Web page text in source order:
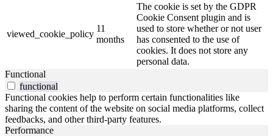
viewed_cookie_policy
11
months
The cookie is set by the GDPR
Cookie Consent plugin and is
used to store whether or not user
has consented to the use of
cookies. It does not store any
personal data.
Functional
functional
Functional cookies help to perform certain functionalities like
sharing the content of the website on social media platforms, collect
feedbacks, and other third-party features.
Performance